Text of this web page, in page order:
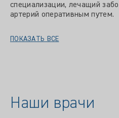
специализации, лечащий
артерий оперативным путем.
ПОКАЗАТЬ ВСЕ
Наши врачи